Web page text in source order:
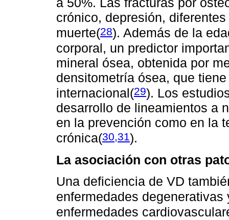
crónico, depresión,
muerte(28). Además de la
corporal, un predictor
mineral ósea, obtenida por
densitometría ósea, que
internacional(29). Los
desarrollo de lineamientos a
en la prevención como en la
crónica(30,31).
La asociación con otras
Una deficiencia de VD
enfermedades degenerativas
enfermedades